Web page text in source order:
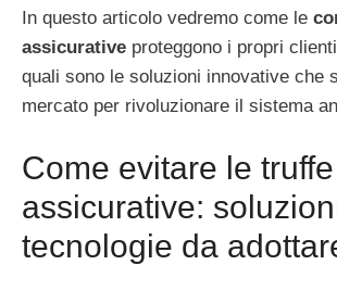
In questo articolo vedremo come le
assicurative proteggono i propri
quali sono le soluzioni innovative che
mercato per rivoluzionare il sistema
Come evitare le truffe
assicurative:
tecnologie da